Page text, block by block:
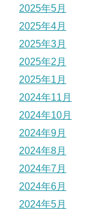
2025年5月
2025年4月
2025年3月
2025年2月
2025年1月
2024年11月
2024年10月
2024年9月
2024年8月
2024年7月
2024年6月
2024年5月